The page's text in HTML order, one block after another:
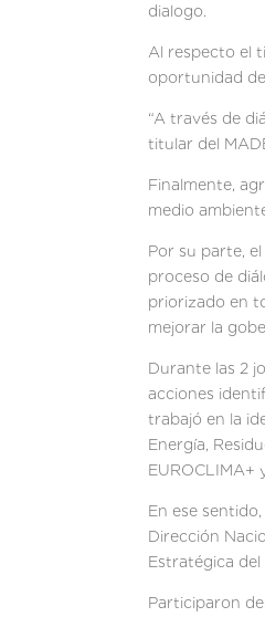
dialogo.
Al respecto el
oportunidad
“A través de
titular del
Finalmente,
medio
Por su parte,
proceso de
priorizado en
mejorar la
Durante las 2
acciones
trabajó en la
Energía,
EUROCLIMA+
En ese
Dirección
Estratégica del
Participaron